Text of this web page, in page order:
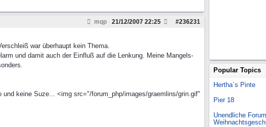
mqp #236231
21/12/2007 22:25
war überhaupt kein Thema.
und damit auch der Einfluß auf die Lenkung. Meine Mangels-
keine Suze... <img src="/forum_php/images/graemlins/grin.gif"
Popular Topics
Hertha`s Pinte
Pier 18
Unendliche